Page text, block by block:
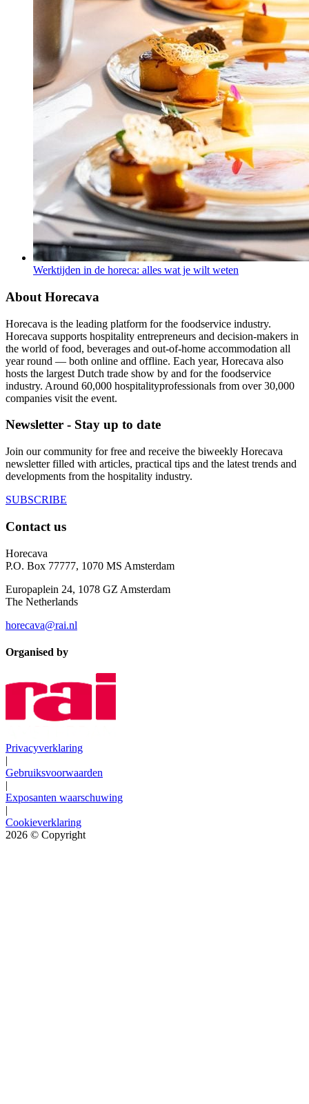
Werktijden in de horeca: alles wat je wilt weten
About Horecava
Horecava is the leading platform for the foodservice industry.
Horecava supports hospitality entrepreneurs and decision-makers in
the world of food, beverages and out-of-home accommodation all
year round — both online and offline. Each year, Horecava also
hosts the largest Dutch trade show by and for the foodservice
industry. Around 60,000 hospitalityprofessionals from over 30,000
companies visit the event.
Newsletter - Stay up to date
Join our community for free and receive the biweekly Horecava
newsletter filled with articles, practical tips and the latest trends and
developments from the hospitality industry.
SUBSCRIBE
Contact us
Horecava
P.O. Box 77777, 1070 MS Amsterdam
Europaplein 24, 1078 GZ Amsterdam
The Netherlands
horecava@rai.nl
Organised by
Privacyverklaring
|
Gebruiksvoorwaarden
|
Exposanten waarschuwing
|
Cookieverklaring
2026 © Copyright